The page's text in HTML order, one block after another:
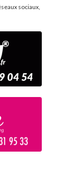
sociaux,